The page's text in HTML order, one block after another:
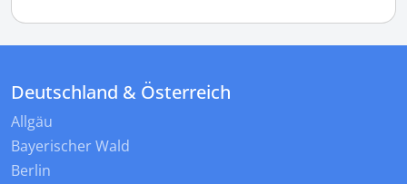
Deutschland & Österreich
Allgäu
Bayerischer Wald
Berlin